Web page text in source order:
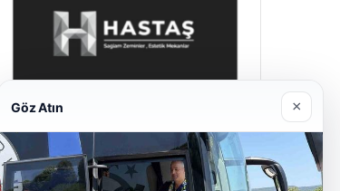
Hastaş Beton
Göz Atın ×